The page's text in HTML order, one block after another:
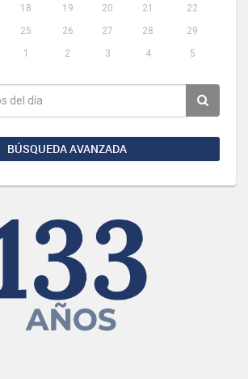
18 19 20 21
22
25 26 27 28
29
1 2 3 4 5
BÚSQUEDA AVANZADA